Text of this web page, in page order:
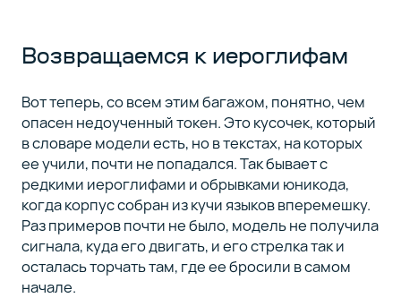
Возвращаемся к иероглифам
Вот теперь, со всем этим багажом, понятно, чем
опасен недоученный токен. Это кусочек, который
в словаре модели есть, но в текстах, на которых
ее учили, почти не попадался. Так бывает с
редкими иероглифами и обрывками юникода,
когда корпус собран из кучи языков вперемешку.
Раз примеров почти не было, модель не получила
сигнала, куда его двигать, и его стрелка так и
осталась торчать там, где ее бросили в самом
начале.